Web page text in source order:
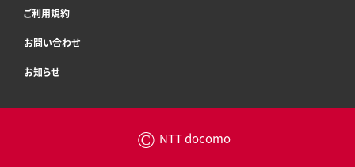
ご利用規約
お問い合わせ
お知らせ
© NTT docomo